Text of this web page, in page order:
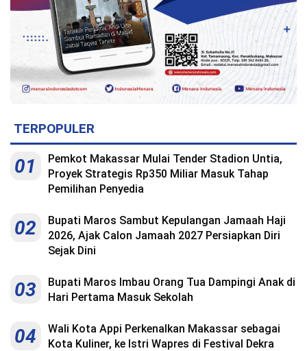
TERPOPULER
01
Pemkot Makassar Mulai Tender Stadion Untia,
Proyek Strategis Rp350 Miliar Masuk Tahap
Pemilihan Penyedia
02
Bupati Maros Sambut Kepulangan Jamaah Haji
2026, Ajak Calon Jamaah 2027 Persiapkan Diri
Sejak Dini
03
Bupati Maros Imbau Orang Tua Dampingi Anak di
Hari Pertama Masuk Sekolah
04
Wali Kota Appi Perkenalkan Makassar sebagai
Kota Kuliner, ke Istri Wapres di Festival Dekra